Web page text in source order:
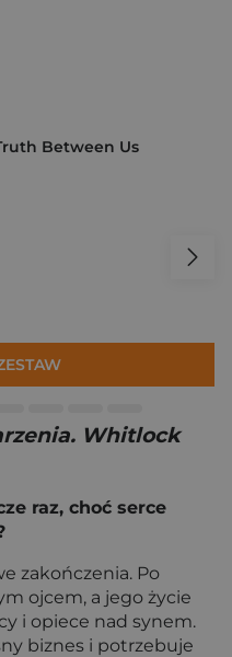
Between Us
Whitlock
raz, choć serce
zakończenia. Po
ojcem, a jego życie
i opiece nad synem.
biznes i potrzebuje